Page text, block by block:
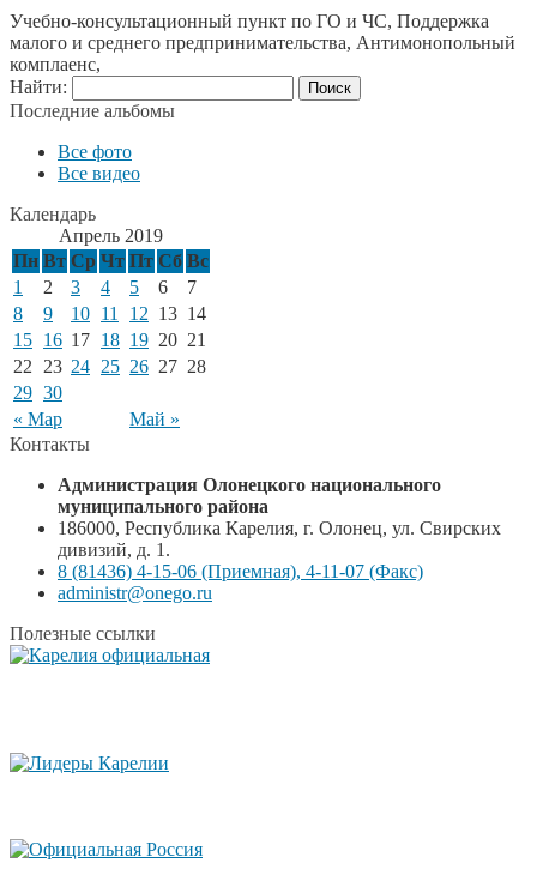
Учебно-консультационный пункт по ГО и ЧС, Поддержка
малого и среднего предпринимательства, Антимонопольный
комплаенс,
Найти:
Последние альбомы
Все фото
Все видео
Календарь
Апрель 2019
Пн Вт Ср Чт Пт Сб Вс
« Мар Май »
1 2 3 4 5 6
7
8
9 10 11 12 13 14
15 16 17 18 19 20 21
22
23 24 25 26 27 28
29 30
Контакты
Администрация Олонецкого национального
муниципального района
186000, Республика Карелия, г. Олонец, ул. Свирских
дивизий, д. 1.
8 (81436) 4-15-06 (Приемная), 4-11-07 (Факс)
administr@onego.ru
Полезные ссылки